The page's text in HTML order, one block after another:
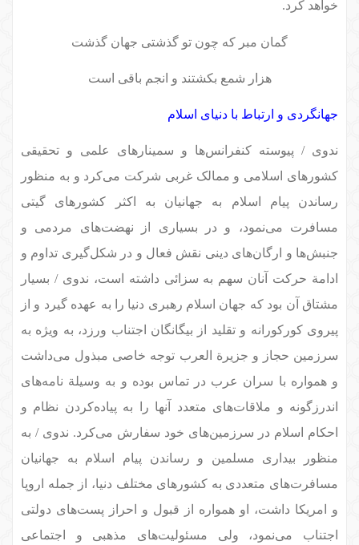
خواهد کرد.
گمان مبر که چون تو گذشتی جهان گذشت
هزار شمع بکشتند و انجم باقی است
جهانگردی و ارتباط با دنیای اسلام
ندوی / پیوسته کنفرانس‌ها و سمینارهای علمی و تحقیقی
کشورهای اسلامی و ممالک غربی شرکت می‌کرد و به منظور
رساندن پیام اسلام به جهانیان به اکثر کشورهای گیتی
مسافرت می‌نمود، و در بسیاری از نهضت‌های مردمی و
جنبش‌ها و ارگان‌های دینی نقش فعال و در شکل‌گیری تداوم و
ادامة حرکت آنان سهم به سزائی داشته است، ندوی / بسیار
مشتاق آن بود که جهان اسلام رهبری دنیا را به عهده گیرد و از
پیروی کورکورانه و تقلید از بیگانگان اجتناب ورزد، به ویژه به
سرزمین حجاز و جزیرة العرب توجه خاصی مبذول می‌داشت
و همواره با سران عرب در تماس بوده و به وسیلة نامه‌های
اندرزگونه و ملاقات‌های متعدد آنها را به پیاده‌کردن نظام و
احکام اسلام در سرزمین‌های خود سفارش می‌کرد. ندوی / به
منظور بیداری مسلمین و رساندن پیام اسلام به جهانیان
مسافرت‌های متعددی به کشورهای مختلف دنیا، از جمله اروپا
و امریکا داشت، او همواره از قبول و احراز پست‌های دولتی
اجتناب می‌نمود، ولی مسئولیت‌های مذهبی و اجتماعی